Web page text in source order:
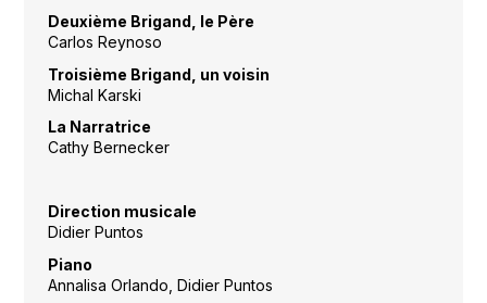
Deuxième Brigand, le Père
Carlos Reynoso
Troisième Brigand, un voisin
Michal Karski
La Narratrice
Cathy Bernecker
Direction musicale
Didier Puntos
Piano
Annalisa Orlando, Didier Puntos